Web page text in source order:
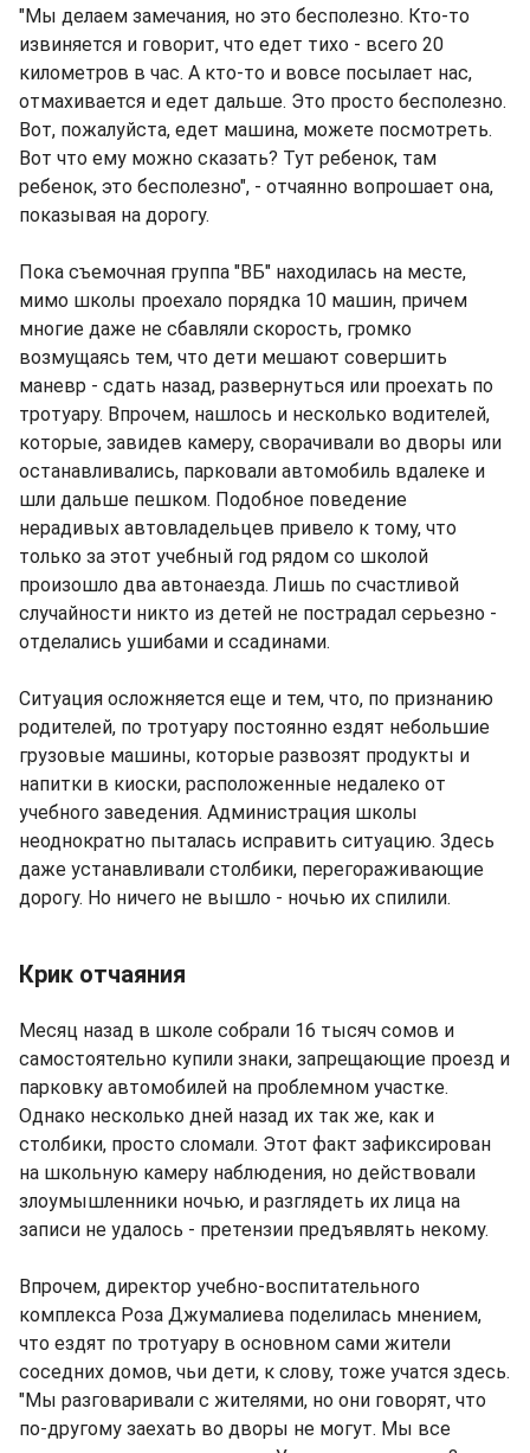
"Мы делаем замечания, но это бесполезно. Кто-то
извиняется и говорит, что едет тихо - всего 20
километров в час. А кто-то и вовсе посылает нас,
отмахивается и едет дальше. Это просто бесполезно.
Вот, пожалуйста, едет машина, можете посмотреть.
Вот что ему можно сказать? Тут ребенок, там
ребенок, это бесполезно", - отчаянно вопрошает она,
показывая на дорогу.
Пока съемочная группа "ВБ" находилась на месте,
мимо школы проехало порядка 10 машин, причем
многие даже не сбавляли скорость, громко
возмущаясь тем, что дети мешают совершить
маневр - сдать назад, развернуться или проехать по
тротуару. Впрочем, нашлось и несколько водителей,
которые, завидев камеру, сворачивали во дворы или
останавливались, парковали автомобиль вдалеке и
шли дальше пешком. Подобное поведение
нерадивых автовладельцев привело к тому, что
только за этот учебный год рядом со школой
произошло два автонаезда. Лишь по счастливой
случайности никто из детей не пострадал серьезно -
отделались ушибами и ссадинами.
Ситуация осложняется еще и тем, что, по признанию
родителей, по тротуару постоянно ездят небольшие
грузовые машины, которые развозят продукты и
напитки в киоски, расположенные недалеко от
учебного заведения. Администрация школы
неоднократно пыталась исправить ситуацию. Здесь
даже устанавливали столбики, перегораживающие
дорогу. Но ничего не вышло - ночью их спилили.
Крик отчаяния
Месяц назад в школе собрали 16 тысяч сомов и
самостоятельно купили знаки, запрещающие проезд и
парковку автомобилей на проблемном участке.
Однако несколько дней назад их так же, как и
столбики, просто сломали. Этот факт зафиксирован
на школьную камеру наблюдения, но действовали
злоумышленники ночью, и разглядеть их лица на
записи не удалось - претензии предъявлять некому.
Впрочем, директор учебно-воспитательного
комплекса Роза Джумалиева поделилась мнением,
что ездят по тротуару в основном сами жители
соседних домов, чьи дети, к слову, тоже учатся здесь.
"Мы разговаривали с жителями, но они говорят, что
по-другому заехать во дворы не могут. Мы все